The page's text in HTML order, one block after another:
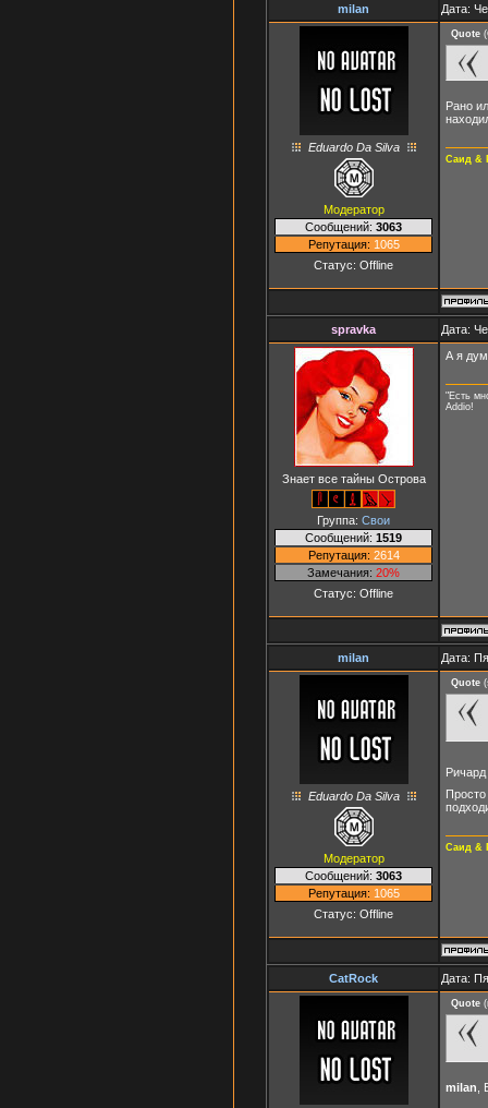
milan Дата:
Eduardo Da Silva
Модератор
Сообщений: 3063
Репутация: 1065
Статус: Offline
Quote (
Рано
Саид &
spravka Дата:
Знает все тайны Острова
Группа: Свои
Сообщений: 1519
Репутация: 2614
Замечания: 20%
Статус: Offline
А я
"Есть
Addio!
milan Дата:
Eduardo Da Silva
Модератор
Сообщений: 3063
Репутация: 1065
Статус: Offline
Quote (
Саид &
CatRock Дата:
Quote (
milan